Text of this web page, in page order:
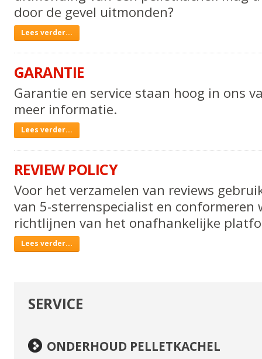
door de gevel uitmonden?
Uitmondingsgebied
Lees verder...
GARANTIE
Garantie en service staan hoog in ons
meer informatie.
GARANTIE
Lees verder...
REVIEW POLICY
Voor het verzamelen van reviews
van 5-sterrenspecialist en conformeren
richtlijnen van het onafhankelijke
Review
Lees verder...
NAVIGATIE
SERVICE
ONDERHOUD PELLETKACHEL